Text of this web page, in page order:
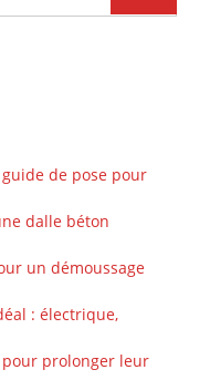
de pose pour
dalle béton
un démoussage
: électrique,
pour prolonger leur